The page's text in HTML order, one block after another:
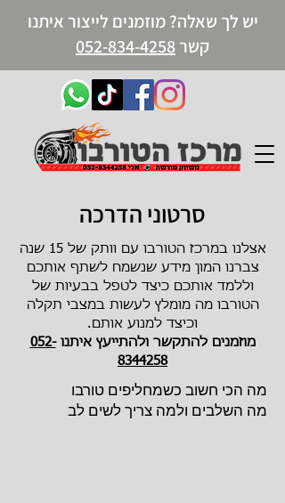
יש לך שאלה? מוזמנים לייצור איתנו
קשר052-834-4258
סרטוני הדרכה
אצלנו במרכז הטורבו עם וותק של 15 שנה
צברנו המון מידע שנשמח לשתף אותכם
וללמד אותכם כיצד לטפל בבעיות של
הטורבו מה מומלץ לעשות במצבי תקלה
וכיצד למנוע אותם.
מוזמנים להתקשר ולהתייעץ איתנו052-
8344258
מה הכי חשוב כשמחליפים טורבו
מה השלבים ולמה צריך לשים לב